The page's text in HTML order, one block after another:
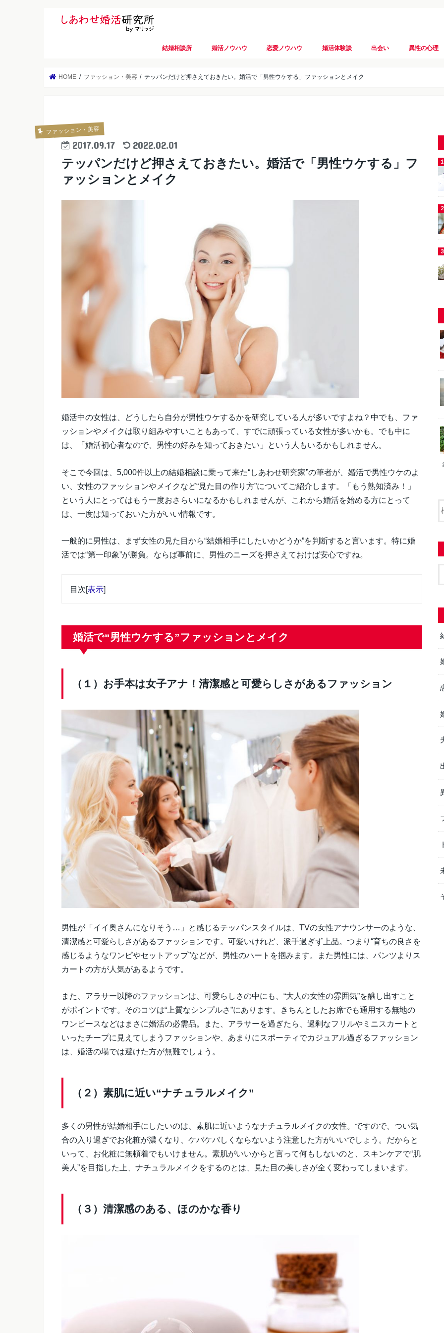
結婚相談所 婚活ノウハウ 恋愛ノウハウ 婚活体験談 出会い 異性の心理
HOME ファッション・美容 テッパンだけど押さえておきたい。婚活で「男性ウケする」ファッションとメイク
ファッション・美容
2017.09.17 2022.02.01
テッパンだけど押さえておきたい。婚活で「男性ウケする」フ
ァッションとメイク
婚活中の女性は、どうしたら自分が男性ウケするかを研究している人が多いですよね？中でも、ファ
ッションやメイクは取り組みやすいこともあって、すでに頑張っている女性が多いかも。でも中に
は、「婚活初心者なので、男性の好みを知っておきたい」という人もいるかもしれません。
そこで今回は、5,000件以上の結婚相談に乗って来た“しあわせ研究家”の筆者が、婚活で男性ウケのよ
い、女性のファッションやメイクなど“見た目の作り方”についてご紹介します。「もう熟知済み！」
という人にとってはもう一度おさらいになるかもしれませんが、これから婚活を始める方にとって
は、一度は知っておいた方がいい情報です。
一般的に男性は、まず女性の見た目から“結婚相手にしたいかどうか”を判断すると言います。特に婚
活では“第一印象”が勝負。ならば事前に、男性のニーズを押さえておけば安心ですね。
目次[表示]
婚活で“男性ウケする”ファッションとメイク
（１）お手本は女子アナ！清潔感と可愛らしさがあるファッション
男性が「イイ奥さんになりそう…」と感じるテッパンスタイルは、TVの女性アナウンサーのような、
清潔感と可愛らしさがあるファッションです。可愛いけれど、派手過ぎず上品。つまり“育ちの良さを
感じるようなワンピやセットアップ”などが、男性のハートを掴みます。また男性には、パンツよりス
カートの方が人気があるようです。
また、アラサー以降のファッションは、可愛らしさの中にも、“大人の女性の雰囲気”を醸し出すこと
がポイントです。そのコツは“上質なシンプルさ”にあります。きちんとしたお席でも通用する無地の
ワンピースなどはまさに婚活の必需品。また、アラサーを過ぎたら、過剰なフリルやミニスカートと
いったチープに見えてしまうファッションや、あまりにスポーティでカジュアル過ぎるファッション
は、婚活の場では避けた方が無難でしょう。
（２）素肌に近い“ナチュラルメイク”
多くの男性が結婚相手にしたいのは、素肌に近いようなナチュラルメイクの女性。ですので、つい気
合の入り過ぎでお化粧が濃くなり、ケバケバしくならないよう注意した方がいいでしょう。だからと
いって、お化粧に無頓着でもいけません。素肌がいいからと言って何もしないのと、スキンケアで“肌
美人”を目指した上、ナチュラルメイクをするのとは、見た目の美しさが全く変わってしまいます。
（３）清潔感のある、ほのかな香り